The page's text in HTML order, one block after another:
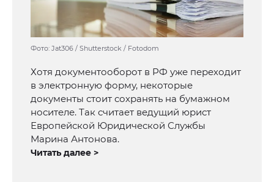
Фото: Jat306 / Shutterstock / Fotodom
Хотя документооборот в РФ уже переходит
в электронную форму, некоторые
документы стоит сохранять на бумажном
носителе. Так считает ведущий юрист
Европейской Юридической Службы
Марина Антонова.
Читать далее >